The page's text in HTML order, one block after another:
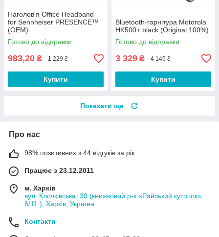
Наголов'я Office Headband
for Sennheiser PRESENCE™
(OEM)
Готово до відправки
983,20 ₴ 1 229 ₴
Купити
Bluetooth-гарнітура Motorola
HK500+ black (Original 100%)
Готово до відправки
3 329 ₴ 4 149 ₴
Купити
Показати ще
Про нас
98% позитивних з 44 відгуків за рік
Працює з 23.12.2011
м. Харків
вул. Клочківська, 30 (книжковий р-к «Райський куточок»
6/11 ), Харків, Україна
Контакти